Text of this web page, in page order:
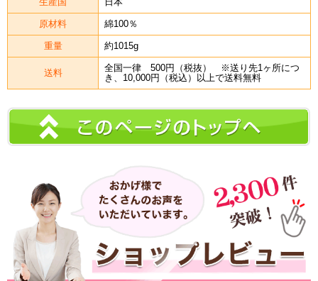
原材料 綿100％
重量 約1015g
送料
全国一律 500円（税抜） ※送り先1ヶ所につ
き、10,000円（税込）以上で送料無料